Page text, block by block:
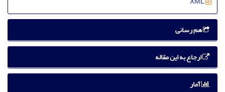
هم رسانی
ارجاع به این مقاله
آمار